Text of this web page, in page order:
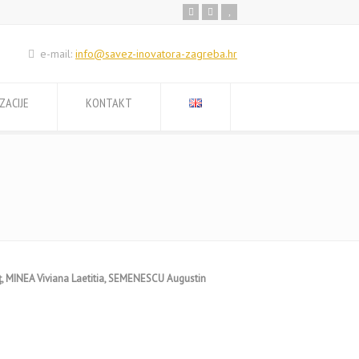
e-mail: info@savez-inovatora-zagreba.hr
KONTAKT
Viviana Laetitia, SEMENESCU Augustin